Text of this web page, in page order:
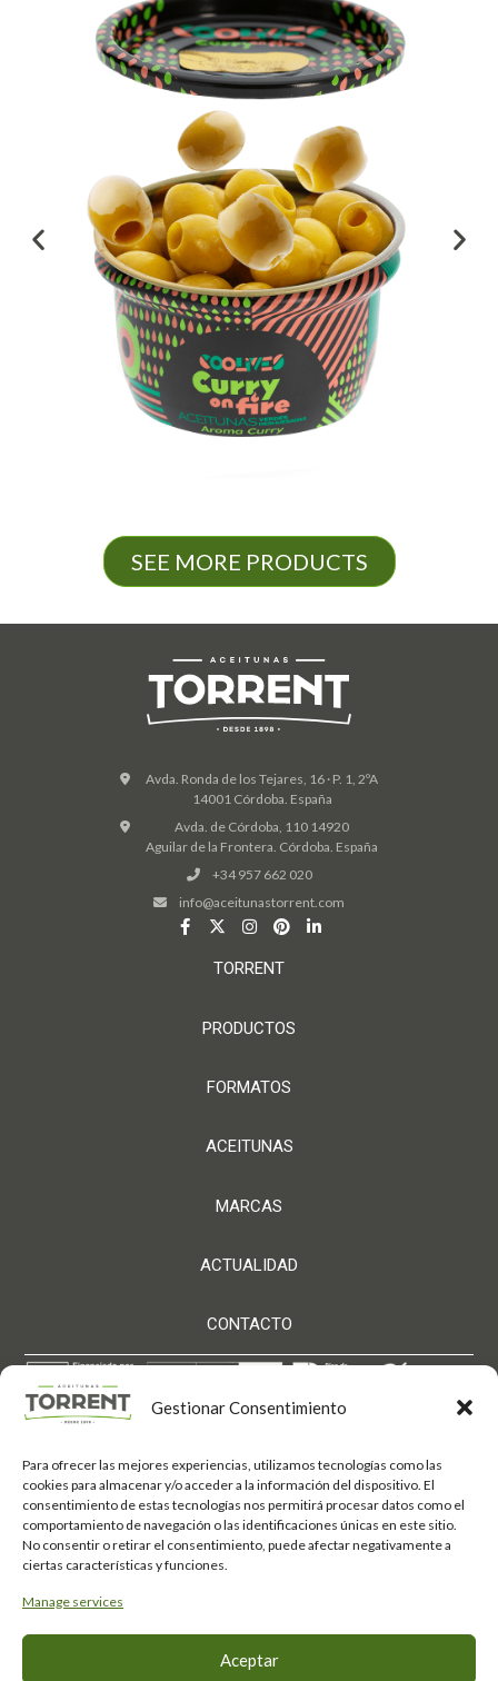
Gestionar Consentimiento
Para ofrecer las mejores experiencias, utilizamos tecnologías como las
cookies para almacenar y/o acceder a la información del dispositivo. El
consentimiento de estas tecnologías nos permitirá procesar datos como el
comportamiento de navegación o las identificaciones únicas en este sitio.
No consentir o retirar el consentimiento, puede afectar negativamente a
ciertas características y funciones.
Manage services
Aceptar
SEE MORE PRODUCTS
Avda. Ronda de los Tejares, 16 · P. 1, 2ºA
14001 Córdoba. España
Avda. de Córdoba, 110 14920
Aguilar de la Frontera. Córdoba. España
+34 957 662 020
info@aceitunastorrent.com
TORRENT
PRODUCTOS
FORMATOS
ACEITUNAS
MARCAS
ACTUALIDAD
CONTACTO
Aceitunas Torrent S.L. ha sido beneficiaria de Fondos
Europeos, cuyo objetivo es el refuerzo del crecimiento
sostenible y la competitividad de las PYMES, y
gracias al cual ha puesto en marcha un Plan de
Acción con el objetivo de mejorar su competitividad
mediante la transformación digital, la promoción
online y el comercio electrónico en mercados
contado con el apoyo del Programa Xpande Digital
Desarrollo Regional